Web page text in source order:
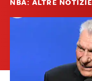
NBA: ALTRE NOTIZIE